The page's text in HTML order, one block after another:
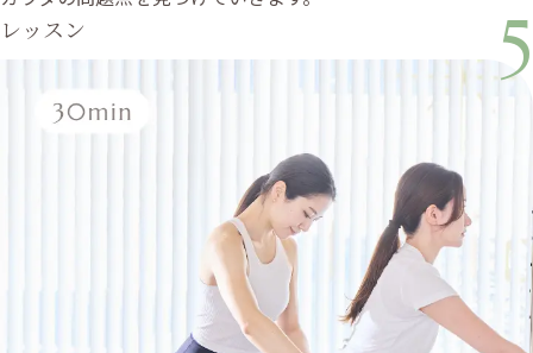
5
レッスン